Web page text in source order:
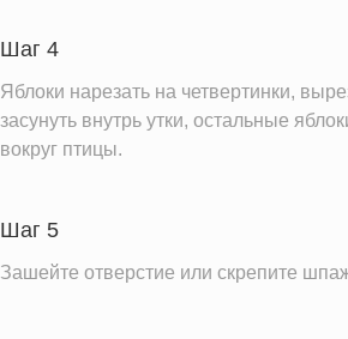
Шаг 4
Яблоки нарезать на четвертинки,
засунуть внутрь утки, остальные
вокруг птицы.
Шаг 5
Зашейте отверстие или скрепите